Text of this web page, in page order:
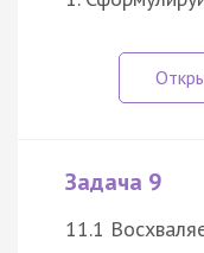
Задача 9
11.1